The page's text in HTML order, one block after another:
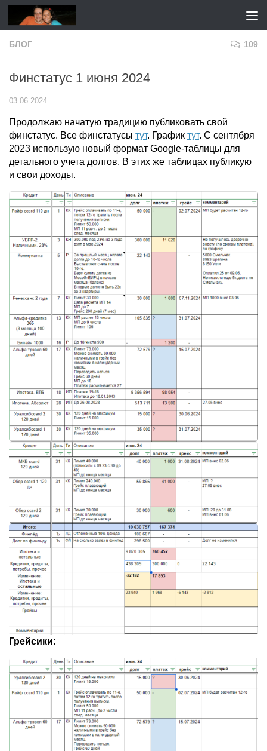
Перейти к содержимому
БЛОГ 109
Финстатус 1 июня 2024
03.06.2024
Продолжаю начатую традицию публиковать свой
финстатус. Все финстатусы тут. График тут. С сентября
2023 использую новый формат Google-таблицы для
детального учета долгов. В этих же таблицах публикую
и свои доходы.
Грейсики: